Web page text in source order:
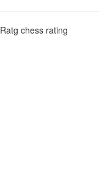
chess rating